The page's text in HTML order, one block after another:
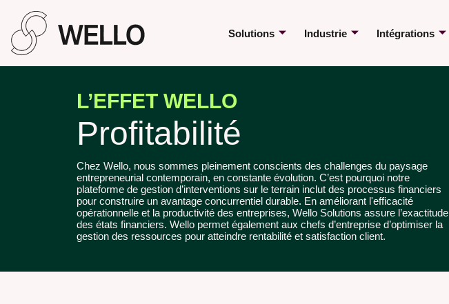
Solutions Industrie Intégrations
L’EFFET WELLO
Profitabilité
Chez Wello, nous sommes pleinement conscients des challenges du paysage
entrepreneurial contemporain, en constante évolution. C’est pourquoi notre
plateforme de gestion d’interventions sur le terrain inclut des processus financiers
pour construire un avantage concurrentiel durable. En améliorant l'efficacité
opérationnelle et la productivité des entreprises, Wello Solutions assure l’exactitude
des états financiers. Wello permet également aux chefs d’entreprise d’optimiser la
gestion des ressources pour atteindre rentabilité et satisfaction client.